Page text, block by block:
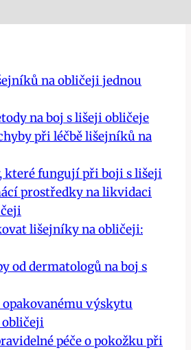
na obličeji jednou
na ‍boj s lišeji obličeje
při léčbě lišejníků na
které fungují při boji ⁤s lišeji
prostředky na likvidaci
lišejníky ‌na obličeji:
od dermatologů ⁢na​ boj s
opakovanému výskytu
péče o pokožku při